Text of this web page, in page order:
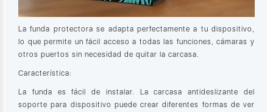
La funda protectora se adapta perfectamente a tu dispositivo,
lo que permite un fácil acceso a todas las funciones, cámaras y
otros puertos sin necesidad de quitar la carcasa.
Característica:
La funda es fácil de instalar. La carcasa antideslizante del
soporte para dispositivo puede crear diferentes formas de ver